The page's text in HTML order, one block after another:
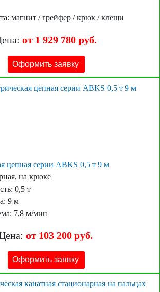
магнит / грейфер / крюк / клещи
от 1 929 780 руб.
Оформить заявку
цепная серии ABKS 0,5 т 9 м
на крюке
0,5 т
9 м
7,8 м/мин
от 103 200 руб.
Оформить заявку